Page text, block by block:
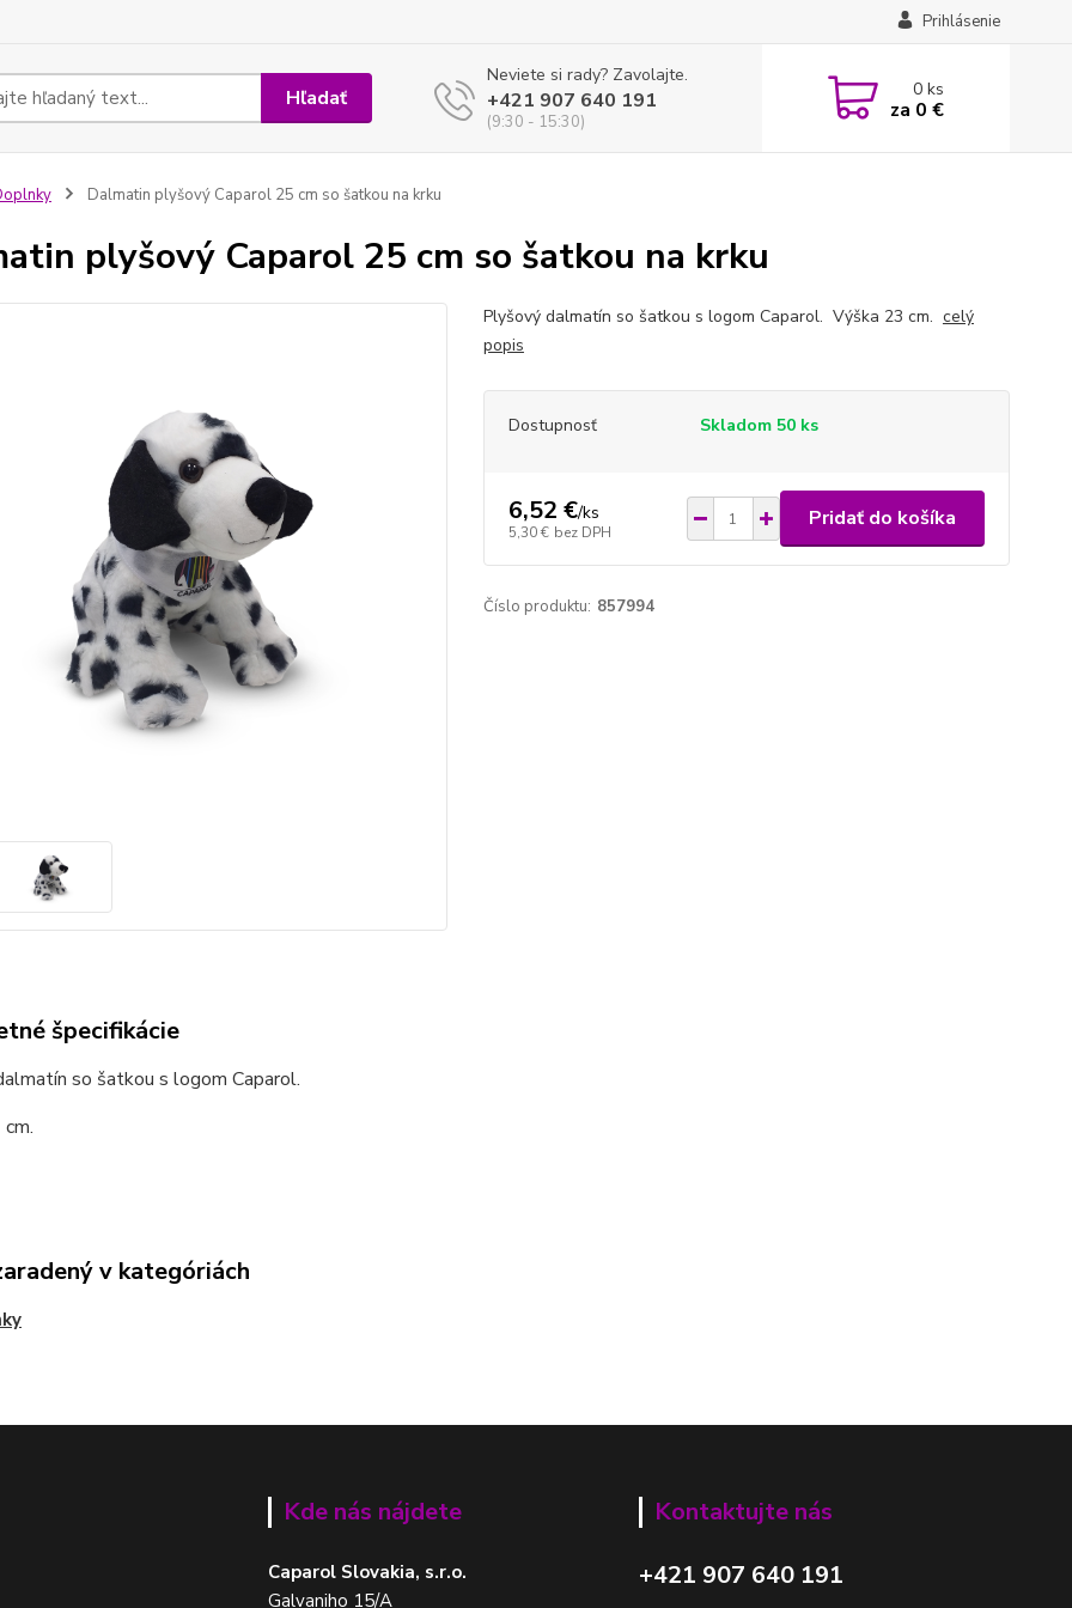
Prihlásenie
Hľadať
Neviete si rady? Zavolajte.
+421 907 640 191
(9:30 - 15:30)
0ks
za 0 €
Dalmatin plyšový Caparol 25 cm so šatkou na krku
plyšový Caparol 25 cm so šatkou na krku
Plyšový dalmatín so šatkou s logom Caparol. Výška 23 cm. celý
popis
Dostupnosť Skladom 50 ks
6,52 €/ks
5,30 € bez DPH
Pridať do košíka
Číslo produktu: 857994
špecifikácie
so šatkou s logom Caparol.
v kategóriách
Kde nás nájdete
Caparol Slovakia, s.r.o.
Galvaniho 15/A
Kontaktujte nás
+421 907 640 191